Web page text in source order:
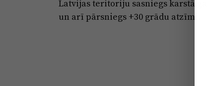
Latvijas teritoriju sasniegs karstā
un arī pārsniegs +30 grādu atzīmi.